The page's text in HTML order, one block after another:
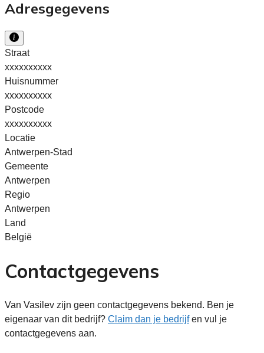
Adresgegevens
Straat
xxxxxxxxxx
Huisnummer
xxxxxxxxxx
Postcode
xxxxxxxxxx
Locatie
Antwerpen-Stad
Gemeente
Antwerpen
Regio
Antwerpen
Land
België
Contactgegevens
Van Vasilev zijn geen contactgegevens bekend. Ben je
eigenaar van dit bedrijf? Claim dan je bedrijfen vul je
contactgegevens aan.